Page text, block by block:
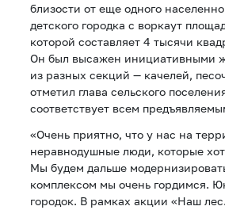
близости от еще одного
детского городка с воркаут
которой составляет 4 тысячи
Он был высажен инициативными
из разных секций — качелей,
отметил глава сельского
соответствует всем
«Очень приятно, что у нас на
неравнодушные люди, которые
Мы будем дальше
комплексом мы очень гордимся.
городок. В рамках акции «Наш